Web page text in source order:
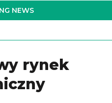
NEWS
rynek